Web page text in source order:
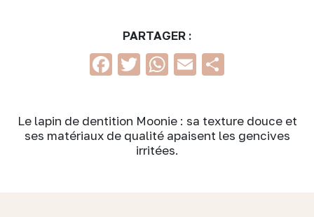
PARTAGER :
Facebook
Twitter
WhatsApp
Email
Le lapin de dentition Moonie : sa texture douce et
ses matériaux de qualité apaisent les gencives
irritées.